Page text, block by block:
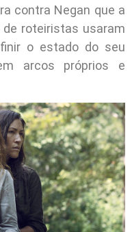
contra Negan que a
roteiristas usaram
o estado do seu
arcos próprios e